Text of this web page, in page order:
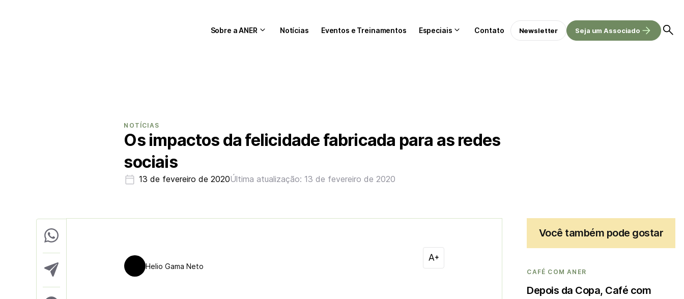
Sobre a ANER Notícias Eventos e Treinamentos Especiais Contato Newsletter Seja um Associado
NOTÍCIAS
Os impactos da felicidade fabricada para as redes
sociais
13 de fevereiro de 2020Última atualização: 13 de fevereiro de 2020
Helio Gama Neto
Você também pode gostar
CAFÉ COM ANER
Depois da Copa, Café com